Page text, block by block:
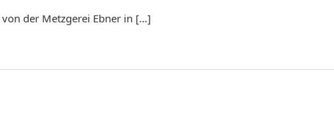
der Metzgerei Ebner in […]